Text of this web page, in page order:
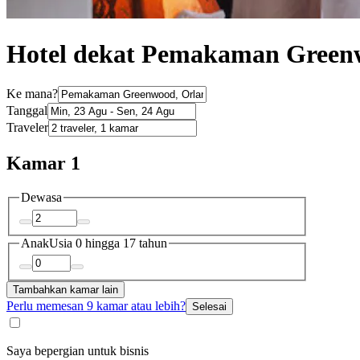
Hotel dekat Pemakaman
Ke mana?
Tanggal
Traveler
Kamar 1
Dewasa
AnakUsia 0 hingga 17 tahun
Tambahkan kamar lain
Perlu memesan 9 kamar atau lebih? Selesai
Saya bepergian untuk bisnis